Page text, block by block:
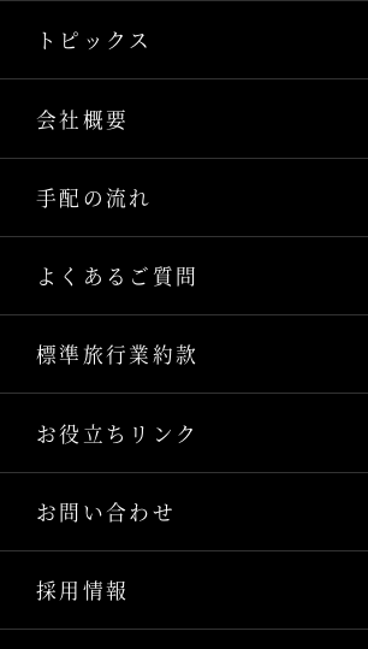
トピックス
会社概要
手配の流れ
よくあるご質問
標準旅行業約款
お役立ちリンク
お問い合わせ
採用情報